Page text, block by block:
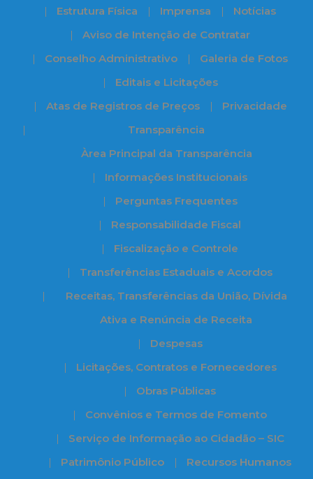
Estrutura Física
Imprensa
Notícias
Aviso de Intenção de Contratar
Conselho Administrativo
Galeria de Fotos
Editais e Licitações
Atas de Registros de Preços
Privacidade
Transparência
Àrea Principal da Transparência
Informações Institucionais
Perguntas Frequentes
Responsabilidade Fiscal
Fiscalização e Controle
Transferências Estaduais e Acordos
Receitas, Transferências da União, Dívida
Ativa e Renúncia de Receita
Despesas
Licitações, Contratos e Fornecedores
Obras Públicas
Convênios e Termos de Fomento
Serviço de Informação ao Cidadão – SIC
Patrimônio Público
Recursos Humanos